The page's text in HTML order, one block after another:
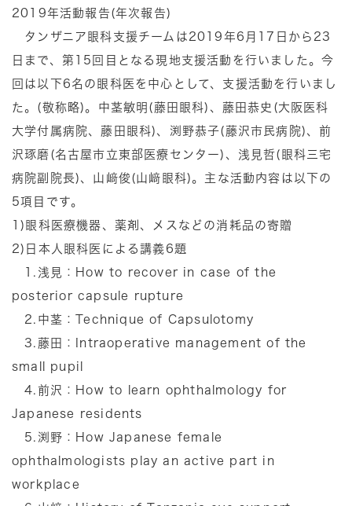
2019年活動報告(年次報告)
タンザニア眼科支援チームは2019年6月17日から23
日まで、第15回目となる現地支援活動を行いました。今
回は以下6名の眼科医を中心として、支援活動を行いまし
た。(敬称略)。中茎敏明(藤田眼科)、藤田恭史(大阪医科
大学付属病院、藤田眼科)、渕野恭子(藤沢市民病院)、前
沢琢磨(名古屋市立東部医療センター)、浅見哲(眼科三宅
病院副院長)、山﨑俊(山﨑眼科)。主な活動内容は以下の
5項目です。
1)眼科医療機器、薬剤、メスなどの消耗品の寄贈
2)日本人眼科医による講義6題
1.浅見：How to recover in case of the
posterior capsule rupture
2.中茎：Technique of Capsulotomy
3.藤田：Intraoperative management of the
small pupil
4.前沢：How to learn ophthalmology for
Japanese residents
5.渕野：How Japanese female
ophthalmologists play an active part in
workplace